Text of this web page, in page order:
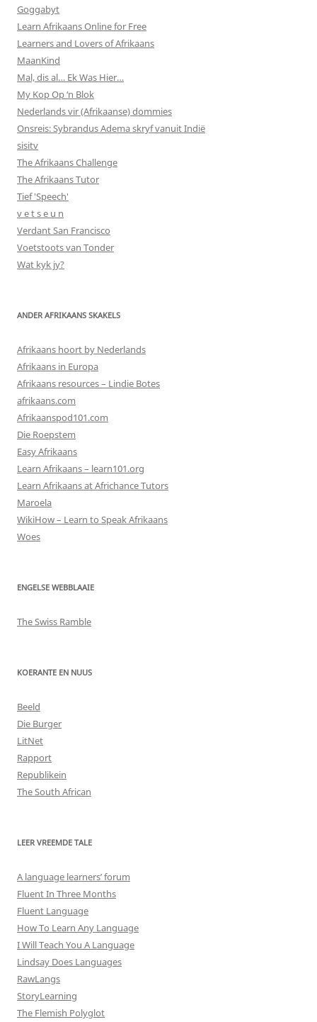
Goggabyt
Learn Afrikaans Online for Free
Learners and Lovers of Afrikaans
MaanKind
Mal, dis al… Ek Was Hier…
My Kop Op ‘n Blok
Nederlands vir (Afrikaanse) dommies
Onsreis: Sybrandus Adema skryf vanuit Indië
sisitv
The Afrikaans Challenge
The Afrikaans Tutor
Tief 'Speech'
v e t s e u n
Verdant San Francisco
Voetstoots van Tonder
Wat kyk jy?
ANDER AFRIKAANS SKAKELS
Afrikaans hoort by Nederlands
Afrikaans in Europa
Afrikaans resources – Lindie Botes
afrikaans.com
Afrikaanspod101.com
Die Roepstem
Easy Afrikaans
Learn Afrikaans – learn101.org
Learn Afrikaans at Africhance Tutors
Maroela
WikiHow – Learn to Speak Afrikaans
Woes
ENGELSE WEBBLAAIE
The Swiss Ramble
KOERANTE EN NUUS
Beeld
Die Burger
LitNet
Rapport
Republikein
The South African
LEER VREEMDE TALE
A language learners’ forum
Fluent In Three Months
Fluent Language
How To Learn Any Language
I Will Teach You A Language
Lindsay Does Languages
RawLangs
StoryLearning
The Flemish Polyglot